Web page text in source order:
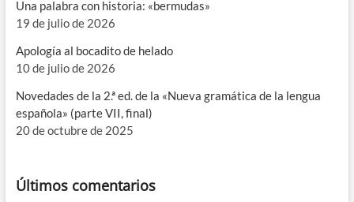
Una palabra con historia: «bermudas»
19 de julio de 2026
Apología al bocadito de helado
10 de julio de 2026
Novedades de la 2.ª ed. de la «Nueva gramática de la lengua
española» (parte VII, final)
20 de octubre de 2025
Últimos comentarios